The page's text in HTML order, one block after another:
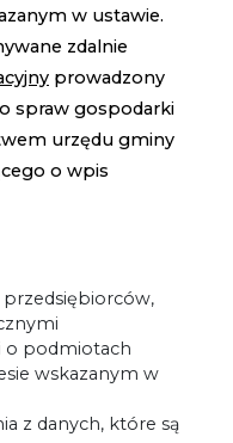
w ustawie.
zdalnie
prowadzony
spraw gospodarki
urzędu gminy
o wpis
o podmiotach
wskazanym w
z danych, które są